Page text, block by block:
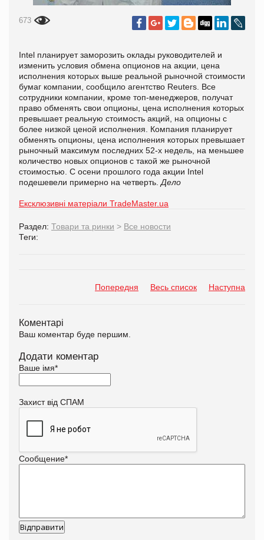
673
Intel планирует заморозить оклады руководителей и
изменить условия обмена опционов на акции, цена
исполнения которых выше реальной рыночной стоимости
бумаг компании, сообщило агентство Reuters. Все
сотрудники компании, кроме топ-менеджеров, получат
право обменять свои опционы, цена исполнения которых
превышает реальную стоимость акций, на опционы с
более низкой ценой исполнения. Компания планирует
обменять опционы, цена исполнения которых превышает
рыночный максимум последних 52-х недель, на меньшее
количество новых опционов с такой же рыночной
стоимостью. С осени прошлого года акции Intel
подешевели примерно на четверть. Дело
Ексклюзивні матеріали TradeMaster.ua
Раздел: Товари та ринки > Все новости
Теги:
Попередня Весь список Наступна
Коментарі
Ваш коментар буде першим.
Додати коментар
Ваше імя*
Захист від СПАМ
Сообщение*